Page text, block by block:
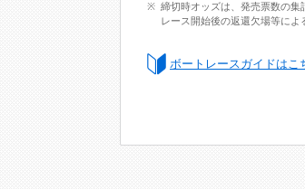
締切時オッズは、発売票数の集
レース開始後の返還欠場等によ
ボートレースガイドはこ